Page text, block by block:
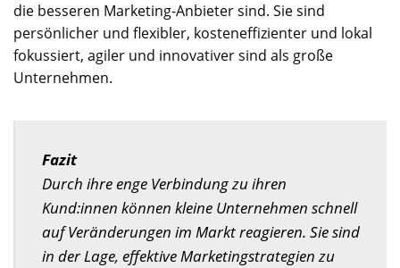
die besseren Marketing-Anbieter sind. Sie sind
persönlicher und flexibler, kosteneffizienter und lokal
fokussiert, agiler und innovativer sind als große
Unternehmen.
Fazit
Durch ihre enge Verbindung zu ihren
Kund:innen können kleine Unternehmen schnell
auf Veränderungen im Markt reagieren. Sie sind
in der Lage, effektive Marketingstrategien zu